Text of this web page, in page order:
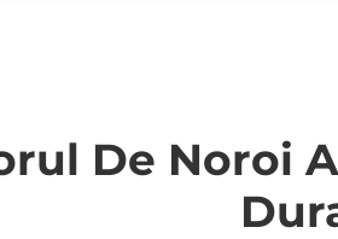
De Noroi